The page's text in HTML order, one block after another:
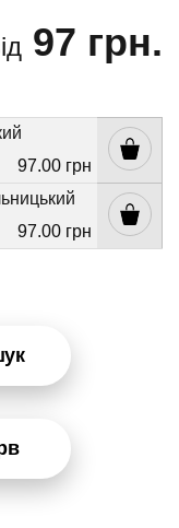
97 грн.
97.00 грн
97.00 грн